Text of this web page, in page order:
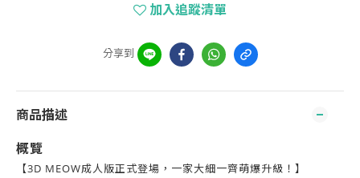
加入追蹤清單
分享到
商品描述
概覽
【3D MEOW成人版正式登場，一家大細一齊萌爆升級！】